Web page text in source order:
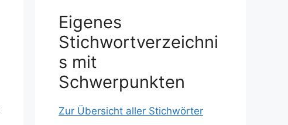
Eigenes
Stichwortverzeichni
s mit
Schwerpunkten
Zur Übersicht aller Stichwörter